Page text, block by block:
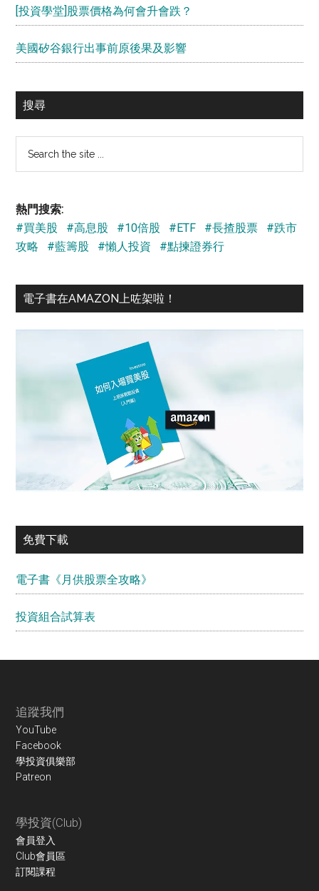
[投資學堂]股票價格為何會升會跌？
美國矽谷銀行出事前原後果及影響
搜尋
熱門搜索:
#買美股
#高息股 #10倍股 #ETF #長揸股票
#跌市
攻略
#藍籌股 #懶人投資 #點揀證券行
電子書在AMAZON上咗架啦！
免費下載
電子書《月供股票全攻略》
投資組合試算表
Footer
追蹤我們
YouTube
Facebook
學投資俱樂部
Patreon
學投資(Club)
會員登入
Club會員區
訂閱課程